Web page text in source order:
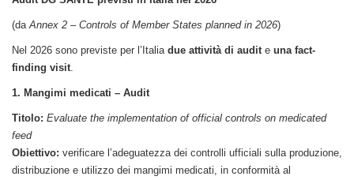
(daAnnex 2 – Controls of Member States planned in 2026)
Nel 2026 sono previste per l’Italia due attività di audite una fact-
finding visit.
1. Mangimi medicati – Audit
Titolo: Evaluate the implementation of official controls on medicated
feed
Obiettivo: verificare l’adeguatezza dei controlli ufficiali sulla produzione,
distribuzione e utilizzo dei mangimi medicati, in conformità al